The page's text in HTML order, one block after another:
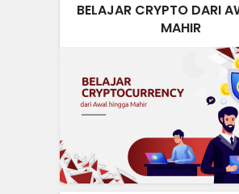
BELAJAR CRYPTO DARI
MAHIR